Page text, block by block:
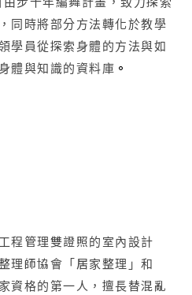
同時將部分方法轉化於教學
學員從探索身體的方法與如
體與知識的資料庫 。
程管理雙證照的室內設計
理師協會「居家整理」和
資格的第一人，擅長替混亂